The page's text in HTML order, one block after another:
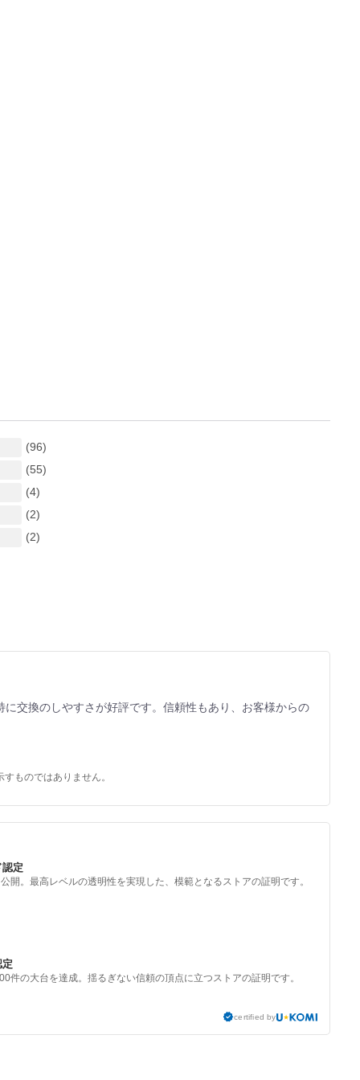
(96)
(55)
(4)
(2)
(2)
交換のしやすさが好評です。信頼性もあり、お客様からの
ものではありません。
定
開。最高レベルの透明性を実現した、模範となるストアの証明です。
件の大台を達成。揺るぎない信頼の頂点に立つストアの証明です。
certified by